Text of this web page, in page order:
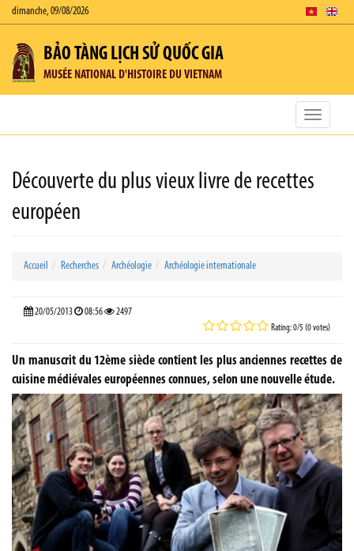
dimanche, 09/08/2026
BẢO TÀNG LỊCH SỬ QUỐC GIA
MUSÉE NATIONAL D'HISTOIRE DU VIETNAM
Toggle
Découverte du plus vieux livre de recettes
européen
Accueil Recherches Archéologie Archéologie internationale
20/05/2013 08:56 2497
Rating: 0/5 (0 votes)
Un manuscrit du 12ème siècle contient les plus anciennes recettes de
cuisine médiévales européennes connues, selon une nouvelle étude.